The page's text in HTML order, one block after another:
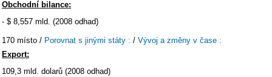
Obchodní bilance:
- $ 8,557 mld. (2008 odhad)
170 místo / Porovnat s jinými státy : / Vývoj a změny v čase :
Export:
109,3 mld. dolarů (2008 odhad)